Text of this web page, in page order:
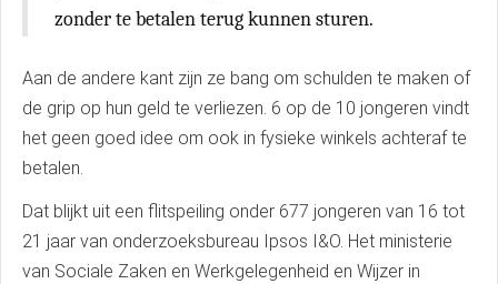
zonder te betalen terug kunnen sturen.
Aan de andere kant zijn ze bang om schulden te maken of
de grip op hun geld te verliezen. 6 op de 10 jongeren vindt
het geen goed idee om ook in fysieke winkels achteraf te
betalen.
Dat blijkt uit een flitspeiling onder 677 jongeren van 16 tot
21 jaar van onderzoeksbureau Ipsos I&O. Het ministerie
van Sociale Zaken en Werkgelegenheid en Wijzer in